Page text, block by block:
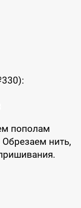
пополам
нить,